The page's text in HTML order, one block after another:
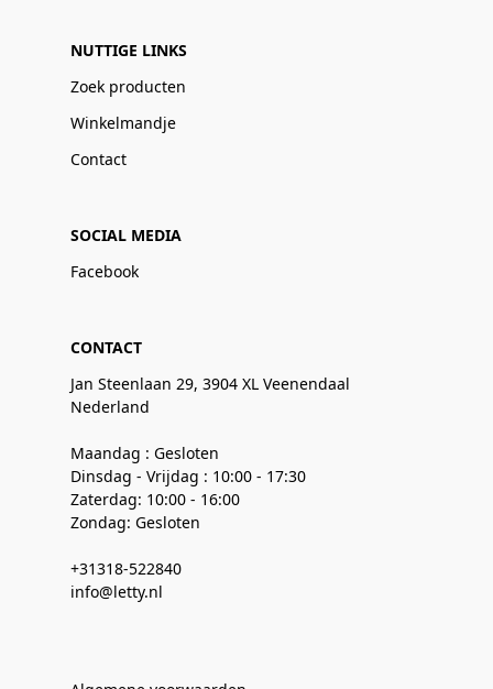
NUTTIGE LINKS
Zoek producten
Winkelmandje
Contact
SOCIAL MEDIA
Facebook
CONTACT
Jan Steenlaan 29, 3904 XL Veenendaal
Nederland
Maandag : Gesloten
Dinsdag - Vrijdag : 10:00 - 17:30
Zaterdag: 10:00 - 16:00
Zondag: Gesloten
+31318-522840
info@letty.nl